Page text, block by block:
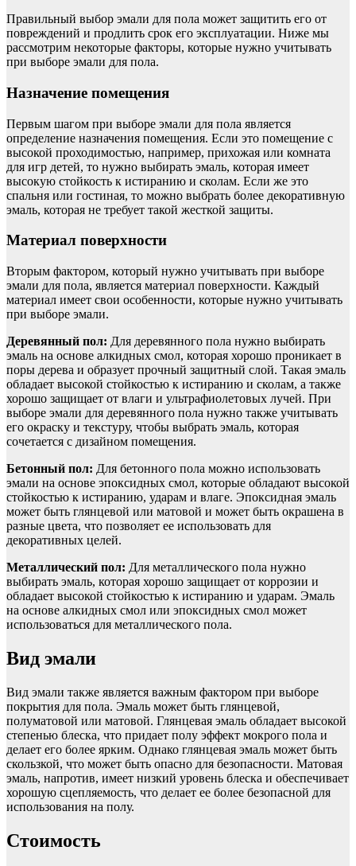
Правильный выбор эмали для пола может защитить его от
повреждений и продлить срок его эксплуатации. Ниже мы
рассмотрим некоторые факторы, которые нужно учитывать
при выборе эмали для пола.
Назначение помещения
Первым шагом при выборе эмали для пола является
определение назначения помещения. Если это помещение с
высокой проходимостью, например, прихожая или комната
для игр детей, то нужно выбирать эмаль, которая имеет
высокую стойкость к истиранию и сколам. Если же это
спальня или гостиная, то можно выбрать более декоративную
эмаль, которая не требует такой жесткой защиты.
Материал поверхности
Вторым фактором, который нужно учитывать при выборе
эмали для пола, является материал поверхности. Каждый
материал имеет свои особенности, которые нужно учитывать
при выборе эмали.
Деревянный пол: Для деревянного пола нужно выбирать
эмаль на основе алкидных смол, которая хорошо проникает в
поры дерева и образует прочный защитный слой. Такая эмаль
обладает высокой стойкостью к истиранию и сколам, а также
хорошо защищает от влаги и ультрафиолетовых лучей. При
выборе эмали для деревянного пола нужно также учитывать
его окраску и текстуру, чтобы выбрать эмаль, которая
сочетается с дизайном помещения.
Бетонный пол: Для бетонного пола можно использовать
эмали на основе эпоксидных смол, которые обладают высокой
стойкостью к истиранию, ударам и влаге. Эпоксидная эмаль
может быть глянцевой или матовой и может быть окрашена в
разные цвета, что позволяет ее использовать для
декоративных целей.
Металлический пол: Для металлического пола нужно
выбирать эмаль, которая хорошо защищает от коррозии и
обладает высокой стойкостью к истиранию и ударам. Эмаль
на основе алкидных смол или эпоксидных смол может
использоваться для металлического пола.
Вид эмали
Вид эмали также является важным фактором при выборе
покрытия для пола. Эмаль может быть глянцевой,
полуматовой или матовой. Глянцевая эмаль обладает высокой
степенью блеска, что придает полу эффект мокрого пола и
делает его более ярким. Однако глянцевая эмаль может быть
скользкой, что может быть опасно для безопасности. Матовая
эмаль, напротив, имеет низкий уровень блеска и обеспечивает
хорошую сцепляемость, что делает ее более безопасной для
использования на полу.
Стоимость